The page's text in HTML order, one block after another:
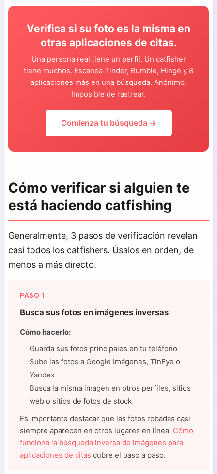
Verifica si su foto es la misma en
otras aplicaciones de citas.
Una persona real tiene un perfil. Un catfisher
tiene muchos. Escanea Tinder, Bumble, Hinge y 8
aplicaciones más en una búsqueda. Anónimo.
Imposible de rastrear.
Comienza tu búsqueda →
Cómo verificar si alguien te
está haciendo catfishing
Generalmente, 3 pasos de verificación revelan
casi todos los catfishers. Úsalos en orden, de
menos a más directo.
PASO 1
Busca sus fotos en imágenes inversas
Cómo hacerlo:
Guarda sus fotos principales en tu teléfono
Sube las fotos a Google Imágenes, TinEye o
Yandex
Busca la misma imagen en otros perfiles, sitios
web o sitios de fotos de stock
Es importante destacar que las fotos robadas casi
siempre aparecen en otros lugares en línea. Cómo
funciona la búsqueda inversa de imágenes para
aplicaciones de citas cubre el paso a paso.